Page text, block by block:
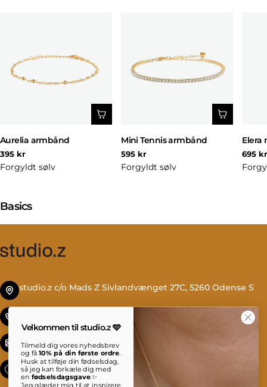
Aurelia armbånd
Normal
pris
395 kr
Forgyldt sølv
Mini Tennis armbånd
Normal
pris
595 kr
Forgyldt sølv
Elera
pris
695
K
l
k
t
i
o
n
Basics
studio.z c/o Mads Z Sivlandvænget 27C, 5260 Odense S
info@studioz.dk
Mandag til torsdag: 8 - 16 Fredag: 8 - 15:30
Velkommen til studio.z 🩵
Tilmeld dig vores nyhedsbrev
og få10% på din første ordre.
Husk at tilføje din fødselsdag,
så jeg kan forkæle dig med
en fødselsdagsgave.✨
Jeg glæder mig til at inspirere